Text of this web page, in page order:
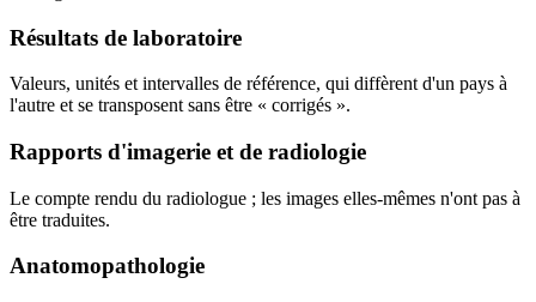
Résultats de laboratoire
Valeurs, unités et intervalles de référence, qui diffèrent d'un pays à
l'autre et se transposent sans être « corrigés ».
Rapports d'imagerie et de radiologie
Le compte rendu du radiologue ; les images elles-mêmes n'ont pas à
être traduites.
Anatomopathologie